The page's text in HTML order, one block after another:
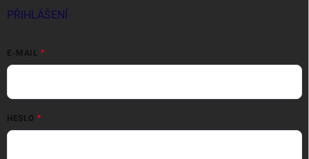
PŘIHLÁŠENÍ
E-MAIL
HESLO